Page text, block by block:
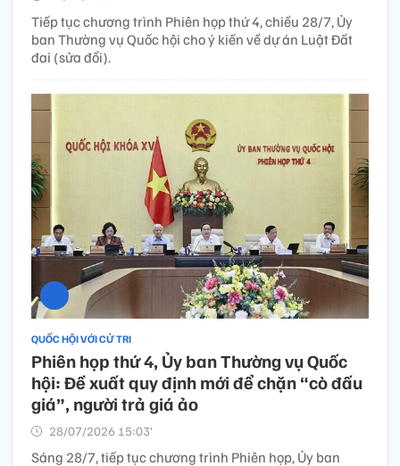
Tiếp tục chương trình Phiên họp thứ 4, chiều 28/7, Ủy
ban Thường vụ Quốc hội cho ý kiến về dự án Luật Đất
đai (sửa đổi).
QUỐC HỘI VỚI CỬ TRI
Phiên họp thứ 4, Ủy ban Thường vụ Quốc
hội: Đề xuất quy định mới để chặn “cò đấu
giá”, người trả giá ảo
28/07/2026 15:03’
Sáng 28/7, tiếp tục chương trình Phiên họp, Ủy ban